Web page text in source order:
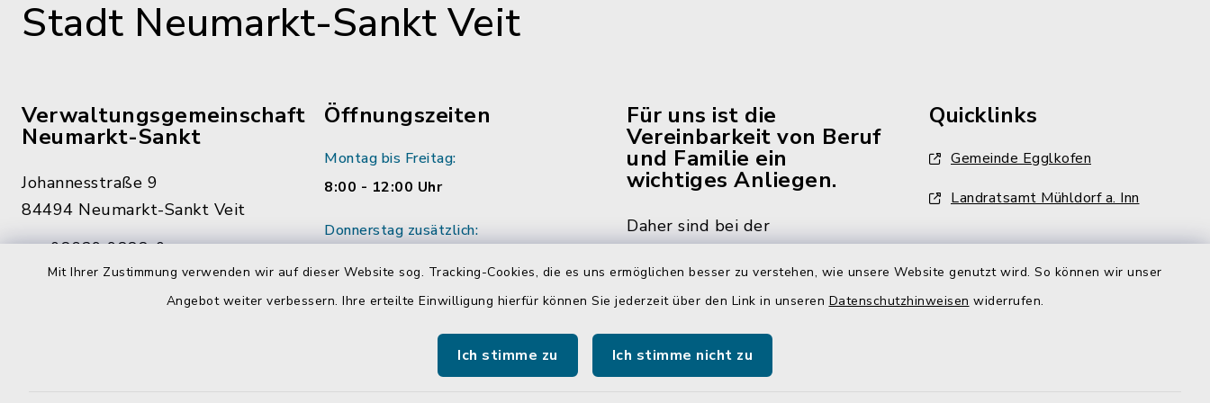
Mit Ihrer Zustimmung verwenden wir auf dieser Website sog. Tracking-Cookies, die es uns ermöglichen besser zu verstehen, wie unsere Website genutzt wird. So können wir unser
Angebot weiter verbessern. Ihre erteilte Einwilligung hierfür können Sie jederzeit über den Link in unseren Datenschutzhinweisen widerrufen.
Ich stimme zu Ich stimme nicht zu
Stadt Neumarkt-Sankt Veit
Verwaltungsgemeinschaft
Neumarkt-Sankt
Johannesstraße 9
84494 Neumarkt-Sankt Veit
08639 9888-0
08639 9888-28
vg@neumarkt-sankt-veit.de
Öffnungszeiten
Montag bis Freitag:
8:00 - 12:00 Uhr
Donnerstag zusätzlich:
Wenn möglich vereinbaren Sie
Mitarbeiter/innen.
Für uns ist die
Vereinbarkeit von Beruf
und Familie ein
wichtiges Anliegen.
Daher sind bei der
Neumarkt-Sankt Veit mehr als
die Hälfte der Mitarbeiter und
Mitarbeiterinnen in Teilzeit
beschäftigt. Das bedingt aber,
Quicklinks
Gemeinde Egglkofen
Landratsamt Mühldorf a. Inn